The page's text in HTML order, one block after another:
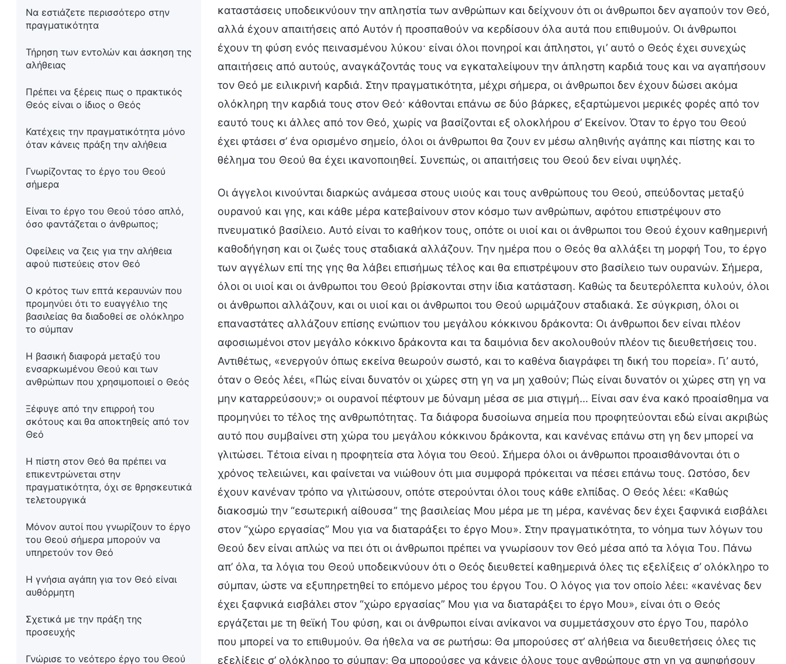
Να εστιάζετε περισσότερο στην
πραγματικότητα
Τήρηση των εντολών και άσκηση της
αλήθειας
Πρέπει να ξέρεις πως ο πρακτικός
Θεός είναι ο ίδιος ο Θεός
Κατέχεις την πραγματικότητα μόνο
όταν κάνεις πράξη την αλήθεια
Γνωρίζοντας το έργο του Θεού
σήμερα
Είναι το έργο του Θεού τόσο απλό,
όσο φαντάζεται ο άνθρωπος;
Οφείλεις να ζεις για την αλήθεια
αφού πιστεύεις στον Θεό
Ο κρότος των επτά κεραυνών που
προμηνύει ότι το ευαγγέλιο της
βασιλείας θα διαδοθεί σε ολόκληρο
το σύμπαν
Η βασική διαφορά μεταξύ του
ενσαρκωμένου Θεού και των
ανθρώπων που χρησιμοποιεί ο Θεός
Ξέφυγε από την επιρροή του
σκότους και θα αποκτηθείς από τον
Θεό
Η πίστη στον Θεό θα πρέπει να
επικεντρώνεται στην
πραγματικότητα, όχι σε θρησκευτικά
τελετουργικά
Μόνον αυτοί που γνωρίζουν το έργο
του Θεού σήμερα μπορούν να
υπηρετούν τον Θεό
Η γνήσια αγάπη για τον Θεό είναι
αυθόρμητη
Σχετικά με την πράξη της
προσευχής
Γνώρισε το νεότερο έργο του Θεού
καταστάσεις υποδεικνύουν την απληστία των ανθρώπων και δείχνουν ότι οι άνθρωποι δεν αγαπούν τον Θεό,
αλλά έχουν απαιτήσεις από Αυτόν ή προσπαθούν να κερδίσουν όλα αυτά που επιθυμούν. Οι άνθρωποι
έχουν τη φύση ενός πεινασμένου λύκου· είναι όλοι πονηροί και άπληστοι, γι’ αυτό ο Θεός έχει συνεχώς
απαιτήσεις από αυτούς, αναγκάζοντάς τους να εγκαταλείψουν την άπληστη καρδιά τους και να αγαπήσουν
τον Θεό με ειλικρινή καρδιά. Στην πραγματικότητα, μέχρι σήμερα, οι άνθρωποι δεν έχουν δώσει ακόμα
ολόκληρη την καρδιά τους στον Θεό· κάθονται επάνω σε δύο βάρκες, εξαρτώμενοι μερικές φορές από τον
εαυτό τους κι άλλες από τον Θεό, χωρίς να βασίζονται εξ ολοκλήρου σ’ Εκείνον. Όταν το έργο του Θεού
έχει φτάσει σ’ ένα ορισμένο σημείο, όλοι οι άνθρωποι θα ζουν εν μέσω αληθινής αγάπης και πίστης και το
θέλημα του Θεού θα έχει ικανοποιηθεί. Συνεπώς, οι απαιτήσεις του Θεού δεν είναι υψηλές.
Οι άγγελοι κινούνται διαρκώς ανάμεσα στους υιούς και τους ανθρώπους του Θεού, σπεύδοντας μεταξύ
ουρανού και γης, και κάθε μέρα κατεβαίνουν στον κόσμο των ανθρώπων, αφότου επιστρέψουν στο
πνευματικό βασίλειο. Αυτό είναι το καθήκον τους, οπότε οι υιοί και οι άνθρωποι του Θεού έχουν καθημερινή
καθοδήγηση και οι ζωές τους σταδιακά αλλάζουν. Την ημέρα που ο Θεός θα αλλάξει τη μορφή Του, το έργο
των αγγέλων επί της γης θα λάβει επισήμως τέλος και θα επιστρέψουν στο βασίλειο των ουρανών. Σήμερα,
όλοι οι υιοί και οι άνθρωποι του Θεού βρίσκονται στην ίδια κατάσταση. Καθώς τα δευτερόλεπτα κυλούν, όλοι
οι άνθρωποι αλλάζουν, και οι υιοί και οι άνθρωποι του Θεού ωριμάζουν σταδιακά. Σε σύγκριση, όλοι οι
επαναστάτες αλλάζουν επίσης ενώπιον του μεγάλου κόκκινου δράκοντα: Οι άνθρωποι δεν είναι πλέον
αφοσιωμένοι στον μεγάλο κόκκινο δράκοντα και τα δαιμόνια δεν ακολουθούν πλέον τις διευθετήσεις του.
Αντιθέτως, «ενεργούν όπως εκείνα θεωρούν σωστό, και το καθένα διαγράφει τη δική του πορεία». Γι’ αυτό,
όταν ο Θεός λέει, «Πώς είναι δυνατόν οι χώρες στη γη να μη χαθούν; Πώς είναι δυνατόν οι χώρες στη γη να
μην καταρρεύσουν;» οι ουρανοί πέφτουν με δύναμη μέσα σε μια στιγμή… Είναι σαν ένα κακό προαίσθημα να
προμηνύει το τέλος της ανθρωπότητας. Τα διάφορα δυσοίωνα σημεία που προφητεύονται εδώ είναι ακριβώς
αυτό που συμβαίνει στη χώρα του μεγάλου κόκκινου δράκοντα, και κανένας επάνω στη γη δεν μπορεί να
γλιτώσει. Τέτοια είναι η προφητεία στα λόγια του Θεού. Σήμερα όλοι οι άνθρωποι προαισθάνονται ότι ο
χρόνος τελειώνει, και φαίνεται να νιώθουν ότι μια συμφορά πρόκειται να πέσει επάνω τους. Ωστόσο, δεν
έχουν κανέναν τρόπο να γλιτώσουν, οπότε στερούνται όλοι τους κάθε ελπίδας. Ο Θεός λέει: «Καθώς
διακοσμώ την “εσωτερική αίθουσα” της βασιλείας Μου μέρα με τη μέρα, κανένας δεν έχει ξαφνικά εισβάλει
στον “χώρο εργασίας” Μου για να διαταράξει το έργο Μου». Στην πραγματικότητα, το νόημα των λόγων του
Θεού δεν είναι απλώς να πει ότι οι άνθρωποι πρέπει να γνωρίσουν τον Θεό μέσα από τα λόγια Του. Πάνω
απ’ όλα, τα λόγια του Θεού υποδεικνύουν ότι ο Θεός διευθετεί καθημερινά όλες τις εξελίξεις σ’ ολόκληρο το
σύμπαν, ώστε να εξυπηρετηθεί το επόμενο μέρος του έργου Του. Ο λόγος για τον οποίο λέει: «κανένας δεν
έχει ξαφνικά εισβάλει στον “χώρο εργασίας” Μου για να διαταράξει το έργο Μου», είναι ότι ο Θεός
εργάζεται με τη θεϊκή Του φύση, και οι άνθρωποι είναι ανίκανοι να συμμετάσχουν στο έργο Του, παρόλο
που μπορεί να το επιθυμούν. Θα ήθελα να σε ρωτήσω: Θα μπορούσες στ’ αλήθεια να διευθετήσεις όλες τις
εξελίξεις σ’ ολόκληρο το σύμπαν; Θα μπορούσες να κάνεις όλους τους ανθρώπους στη γη να αψηφήσουν